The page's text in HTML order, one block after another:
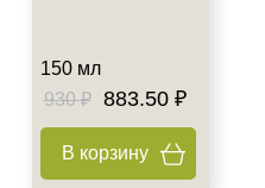
150 мл
930 ₽
883.50 ₽
В корзину